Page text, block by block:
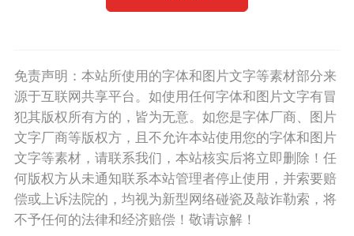
免责声明：本站所使用的字体和图片文字等素材部分来
源于互联网共享平台。如使用任何字体和图片文字有冒
犯其版权所有方的，皆为无意。如您是字体厂商、图片
文字厂商等版权方，且不允许本站使用您的字体和图片
文字等素材，请联系我们，本站核实后将立即删除！任
何版权方从未通知联系本站管理者停止使用，并索要赔
偿或上诉法院的，均视为新型网络碰瓷及敲诈勒索，将
不予任何的法律和经济赔偿！敬请谅解！